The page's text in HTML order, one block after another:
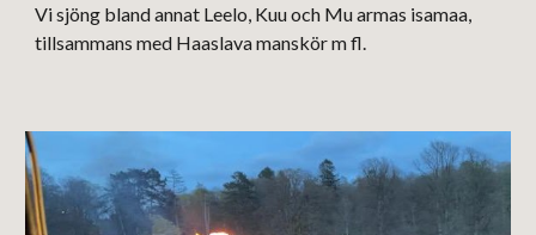
Vi sjöng bland annat Leelo, Kuu och Mu armas isamaa,
tillsammans med Haaslava manskör m fl.